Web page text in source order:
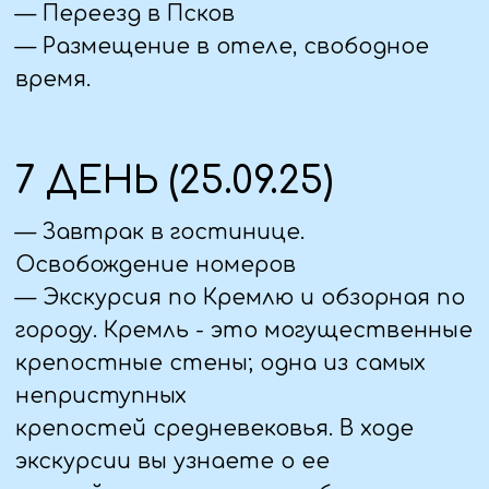
профессионального гида;
Входные билеты во все объекты
посещения, согласно программе
тура;
Пользовательское соглашение
Политика конфиденциальности
© Виантур 2010 - 2026. Все права защищены
Юридическая информация:
О нас
Отзывы
Проверить в реестре
Первый официальный туроператор в ЛНР